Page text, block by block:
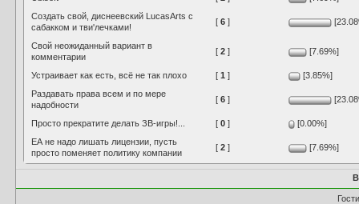
Создать свой, диснеевский LucasArts с
сабакком и тви'лечками!
[6 ]
Свой неожиданный вариант в
комментарии
[2 ] [7.69%]
Устраивает как есть, всё не так плохо [1 ]
[3.85%]
Раздавать права всем и по мере
надобности
[6 ]
Просто прекратите делать ЗВ-игры!... [0 ]
[0.00%]
ЕА не надо лишать лицензии, пусть
просто поменяет политику компании
[2 ] [7.69%]